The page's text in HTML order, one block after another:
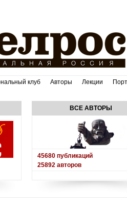
клуб Авторы Лекции
ВСЕ АВТОРЫ
45680 публикаций
25892 авторов